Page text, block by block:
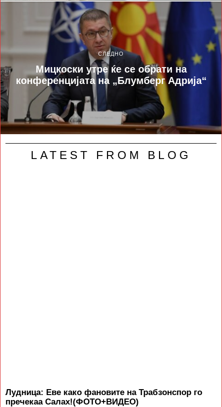
СЛЕДНО
Мицкоски утре ќе се обрати на
конференцијата на „Блумберг Адрија“
LATEST FROM BLOG
Лудница: Еве како фановите на Трабзонспор го
пречекаа Салах!(ФОТО+ВИДЕО)